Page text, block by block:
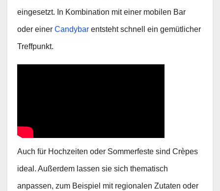
eingesetzt. In Kombination mit einer mobilen Bar
oder einer Candybar entsteht schnell ein gemütlicher
Treffpunkt.
Auch für Hochzeiten oder Sommerfeste sind Crèpes
ideal. Außerdem lassen sie sich thematisch
anpassen, zum Beispiel mit regionalen Zutaten oder